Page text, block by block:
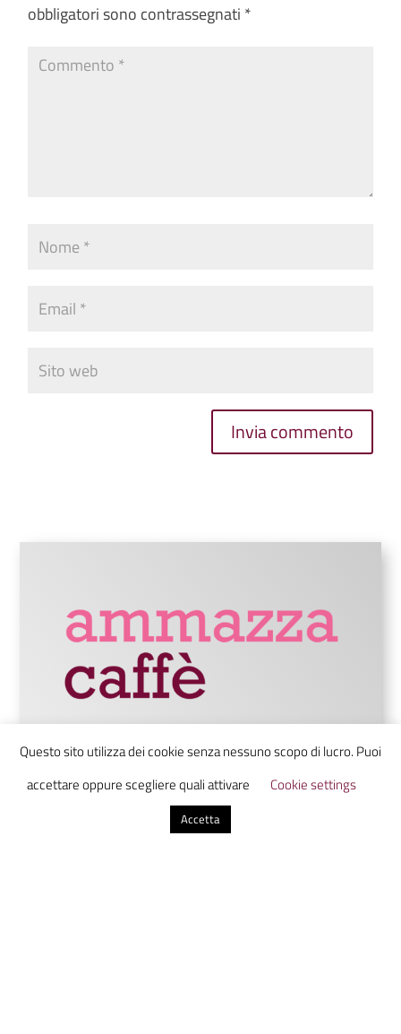
obbligatori sono contrassegnati *
Invia commento
Ammazzacaffè è un laboratorio di
comunicazione digitale che unisce studenti
Questo sito utilizza dei cookie senza nessuno scopo di lucro. Puoi
accettare oppure scegliere quali attivare
Cookie settings
Accetta